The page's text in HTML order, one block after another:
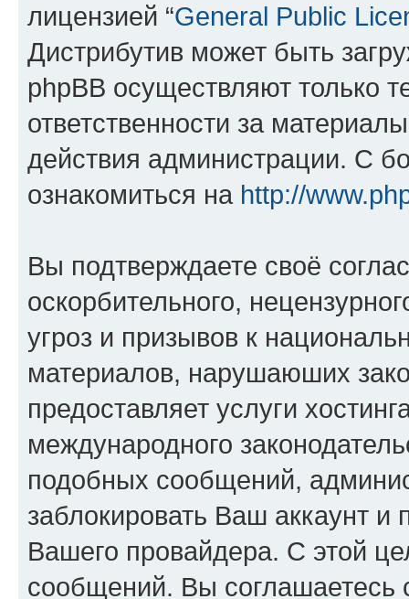
лицензией “General Public
Дистрибутив может быть
phpBB осуществляют только
ответственности за
действия администрации. С
ознакомиться на http://
Вы подтверждаете своё
оскорбительного,
угроз и призывов к
материалов, нарушаюших
предоставляет услуги
международного
подобных сообщений,
заблокировать Ваш аккаунт и
Вашего провайдера. С этой
сообщений. Вы соглашаетесь